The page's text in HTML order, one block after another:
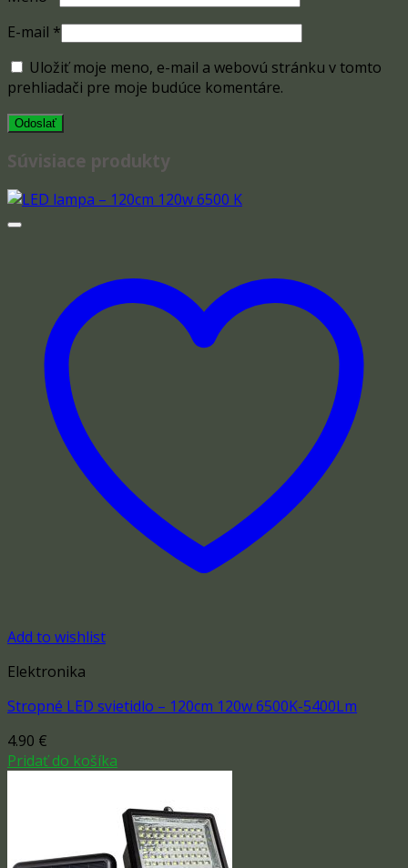
E-mail *
Uložiť moje meno, e-mail a webovú stránku v tomto
prehliadači pre moje budúce komentáre.
Súvisiace produkty
Add to wishlist
Elektronika
Stropné LED svietidlo – 120cm 120w 6500K-5400Lm
4.90 €
Pridať do košíka